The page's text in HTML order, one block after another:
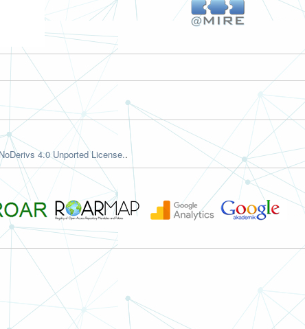
4.0 Unported License..